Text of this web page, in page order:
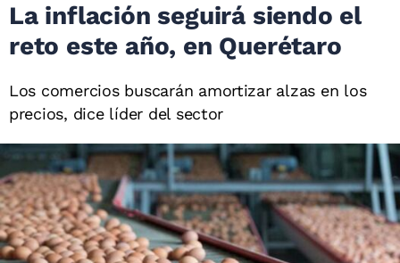
La inflación seguirá siendo el
reto este año, en Querétaro
Los comercios buscarán amortizar alzas en los
precios, dice líder del sector